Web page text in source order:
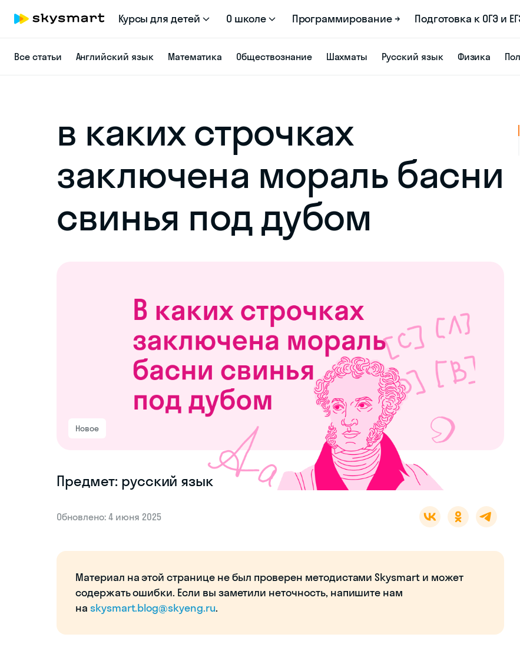
Курсы для детей О школе Программирование → Подготовка к ОГЭ и
Все статьи Английский язык Математика Обществознание Шахматы Русский язык Физика
в каких строчках
заключена мораль басни
свинья под дубом
Новое
Предмет: русский язык
Обновлено: 4 июня 2025
Материал на этой странице не был проверен методистами Skysmart и может
содержать ошибки. Если вы заметили неточность, напишите нам
на skysmart.blog@skyeng.ru.